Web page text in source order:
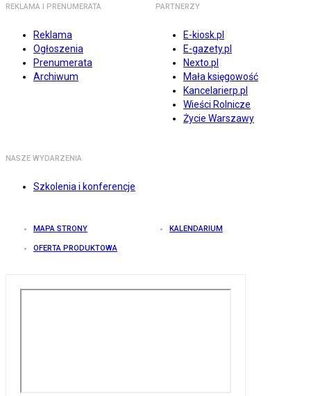
REKLAMA I PRENUMERATA
Reklama
Ogłoszenia
Prenumerata
Archiwum
PARTNERZY
E-kiosk.pl
E-gazety.pl
Nexto.pl
Mała księgowość
Kancelarierp.pl
Wieści Rolnicze
Życie Warszawy
NASZE WYDARZENIA
Szkolenia i konferencje
MAPA STRONY KALENDARIUM
OFERTA PRODUKTOWA